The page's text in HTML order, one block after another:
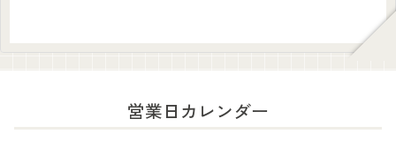
営業日カレンダー